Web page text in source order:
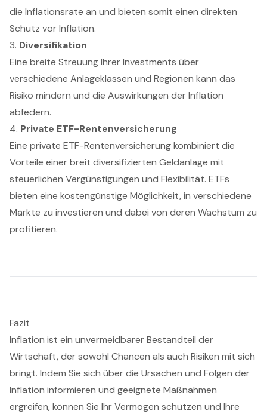
die Inflationsrate an und bieten somit einen direkten
Schutz vor Inflation.
3. Diversifikation
Eine breite Streuung Ihrer Investments über
verschiedene Anlageklassen und Regionen kann das
Risiko mindern und die Auswirkungen der Inflation
abfedern.
4. Private ETF-Rentenversicherung
Eine private ETF-Rentenversicherung kombiniert die
Vorteile einer breit diversifizierten Geldanlage mit
steuerlichen Vergünstigungen und Flexibilität. ETFs
bieten eine kostengünstige Möglichkeit, in verschiedene
Märkte zu investieren und dabei von deren Wachstum zu
profitieren.
Fazit
Inflation ist ein unvermeidbarer Bestandteil der
Wirtschaft, der sowohl Chancen als auch Risiken mit sich
bringt. Indem Sie sich über die Ursachen und Folgen der
Inflation informieren und geeignete Maßnahmen
ergreifen, können Sie Ihr Vermögen schützen und Ihre